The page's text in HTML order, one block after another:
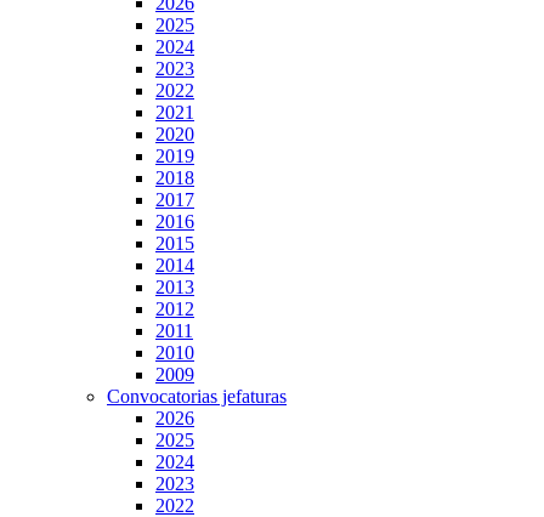
2025
2024
2023
2022
2021
2020
2019
2018
2017
2016
2015
2014
2013
2012
2011
2010
2009
Convocatorias jefaturas
2026
2025
2024
2023
2022